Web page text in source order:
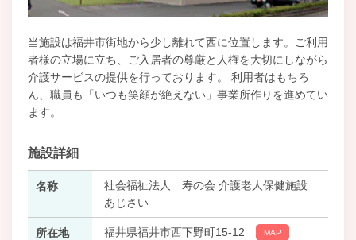
当施設は福井市街地から少し離れて西に位置します。ご利用
者様の立場に立ち、ご入居者の尊厳と人権を大切にしながら
介護サービスの提供を行っております。 利用者はもちろ
ん、職員も「いつも笑顔が絶えない」事業所作りを進めてい
ます。
施設詳細
名称
社会福祉法人 寿の会 介護老人保健施設
あじさい
所在地 福井県福井市西下野町15-12 MAP